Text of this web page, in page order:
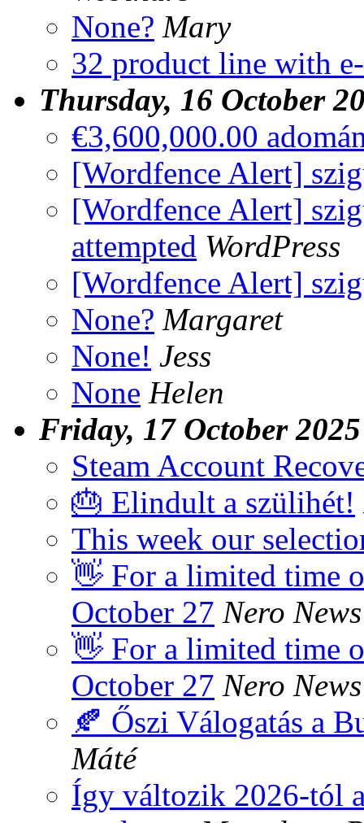
None? Mary
32 product line with
Thursday, 16 October
€3,600,000.00
[Wordfence Alert]
[Wordfence Alert]
attempted WordPress
[Wordfence Alert]
None? Margaret
None! Jess
None Helen
Friday, 17 October 2025
Steam Account
🎂 Elindult a szülihét!
This week our
👋 For a limited time
October 27 Nero News
👋 For a limited time
October 27 Nero News
🍂 Őszi Válogatás a
Máté
Így változik 2026-tól